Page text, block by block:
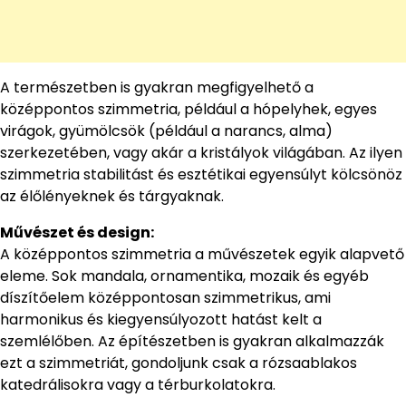
A természetben is gyakran megfigyelhető a
középpontos szimmetria, például a hópelyhek, egyes
virágok, gyümölcsök (például a narancs, alma)
szerkezetében, vagy akár a kristályok világában. Az ilyen
szimmetria stabilitást és esztétikai egyensúlyt kölcsönöz
az élőlényeknek és tárgyaknak.
Művészet és design:
A középpontos szimmetria a művészetek egyik alapvető
eleme. Sok mandala, ornamentika, mozaik és egyéb
díszítőelem középpontosan szimmetrikus, ami
harmonikus és kiegyensúlyozott hatást kelt a
szemlélőben. Az építészetben is gyakran alkalmazzák
ezt a szimmetriát, gondoljunk csak a rózsaablakos
katedrálisokra vagy a térburkolatokra.